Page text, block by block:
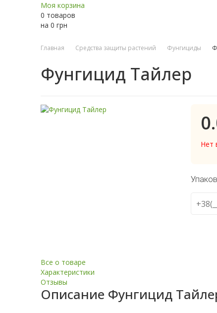
Моя корзина
0 товаров
на 0 грн
Главная Средства защиты растений Фунгициды
Фунгицид Тайлер
Нет
Все о товаре
Характеристики
Отзывы
Описание Фунгицид